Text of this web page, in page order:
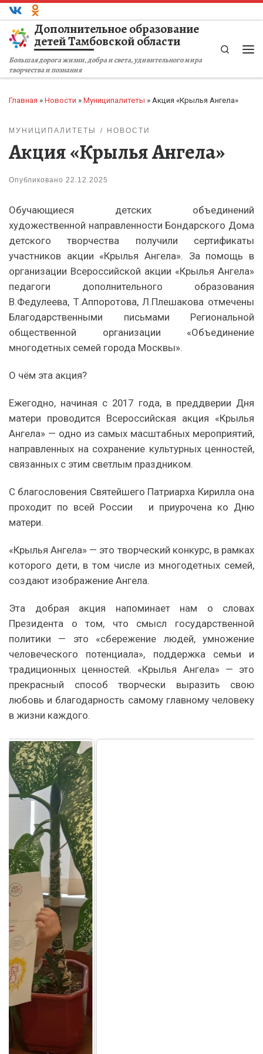
Перейти к содержимому
Дополнительное образование
детей Тамбовской области
Большая дорога жизни, добра и света, удивительного мира
творчества и познания
Search
Главная » Новости » Муниципалитеты » Акция «Крылья Ангела»
МУНИЦИПАЛИТЕТЫ НОВОСТИ
Акция «Крылья Ангела»
Опубликовано 22.12.2025
Обучающиеся детских объединений
художественной направленности Бондарского Дома
детского творчества получили сертификаты
участников акции «Крылья Ангела». За помощь в
организации Всероссийской акции «Крылья Ангела»
педагоги дополнительного образования
В.Федулеева, Т.Аппоротова, Л.Плешакова отмечены
Благодарственными письмами Региональной
общественной организации «Объединение
многодетных семей города Москвы».
О чём эта акция?
Ежегодно, начиная с 2017 года, в преддверии Дня
матери проводится Всероссийская акция «Крылья
Ангела» — одно из самых масштабных мероприятий,
направленных на сохранение культурных ценностей,
связанных с этим светлым праздником.
С благословения Святейшего Патриарха Кирилла она
проходит по всей России и приурочена ко Дню
матери.
«Крылья Ангела» — это творческий конкурс, в рамках
которого дети, в том числе из многодетных семей,
создают изображение Ангела.
Эта добрая акция напоминает нам о словах
Президента о том, что смысл государственной
политики — это «сбережение людей, умножение
человеческого потенциала», поддержка семьи и
традиционных ценностей. «Крылья Ангела» — это
прекрасный способ творчески выразить свою
любовь и благодарность самому главному человеку
в жизни каждого.